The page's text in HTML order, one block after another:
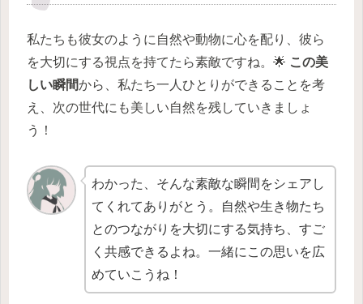
私たちも彼女のように自然や動物に心を配り、彼ら
を大切にする視点を持てたら素敵ですね。🌟 この美
しい瞬間から、私たち一人ひとりができることを考
え、次の世代にも美しい自然を残していきましょ
う！
わかった、そんな素敵な瞬間をシェアし
てくれてありがとう。自然や生き物たち
とのつながりを大切にする気持ち、すご
く共感できるよね。一緒にこの思いを広
めていこうね！